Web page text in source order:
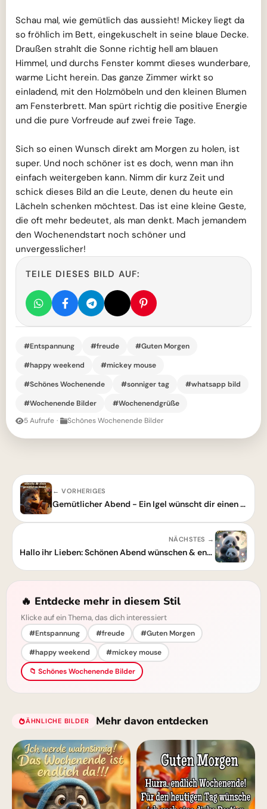
Schau mal, wie gemütlich das aussieht! Mickey liegt da
so fröhlich im Bett, eingekuschelt in seine blaue Decke.
Draußen strahlt die Sonne richtig hell am blauen
Himmel, und durchs Fenster kommt dieses wunderbare,
warme Licht herein. Das ganze Zimmer wirkt so
einladend, mit den Holzmöbeln und den kleinen Blumen
am Fensterbrett. Man spürt richtig die positive Energie
und die pure Vorfreude auf zwei freie Tage.
Sich so einen Wunsch direkt am Morgen zu holen, ist
super. Und noch schöner ist es doch, wenn man ihn
einfach weitergeben kann. Nimm dir kurz Zeit und
schick dieses Bild an die Leute, denen du heute ein
Lächeln schenken möchtest. Das ist eine kleine Geste,
die oft mehr bedeutet, als man denkt. Mach jemandem
den Wochenendstart noch schöner und
unvergesslicher!
TEILE DIESES BILD AUF:
#Entspannung #freude
#Guten Morgen
#happy weekend
#mickey mouse
#Schönes Wochenende
#sonniger tag
#whatsapp bild
#Wochenende Bilder
#Wochenendgrüße
5 Aufrufe · Schönes Wochenende Bilder
← VORHERIGES
Gemütlicher Abend - Ein Igel wünscht dir einen schönen Abend
NÄCHSTES →
Hallo ihr Lieben: Schönen Abend wünschen & entspannte Grüße teilen!
🔥 Entdecke mehr in diesem Stil
Klicke auf ein Thema, das dich interessiert
#Entspannung #freude
#Guten Morgen
#happy weekend
#mickey mouse
📁 Schönes Wochenende Bilder
ÄHNLICHE BILDER Mehr davon entdecken